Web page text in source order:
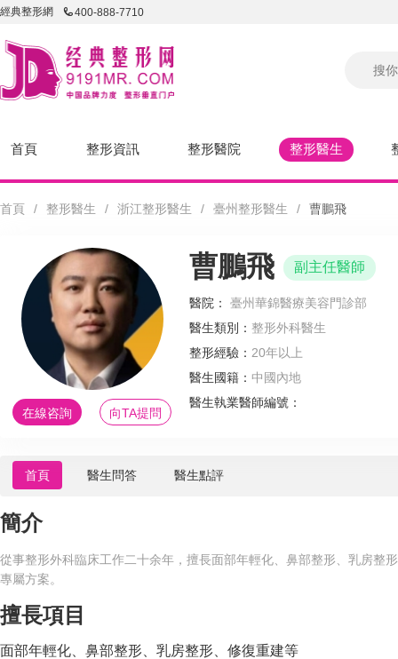
經典整形網 400-888-7710
首頁 整形資訊 整形醫院 整形醫生
首頁 / 整形醫生 / 浙江整形醫生 / 臺州整形醫生 / 曹鵬飛
在線咨詢 向TA提問
曹鵬飛 副主任醫師
醫院：
臺州華錦醫療美容門診部
醫生類別： 整形外科醫生
整形經驗： 20年以上
醫生國籍： 中國內地
醫生執業醫師編號：
首頁 醫生問答 醫生點評
簡介
從事整形外科臨床工作二十余年，擅長面部年輕化、鼻部整形、乳房整
專屬方案。
擅長項目
面部年輕化、鼻部整形、乳房整形、修復重建等